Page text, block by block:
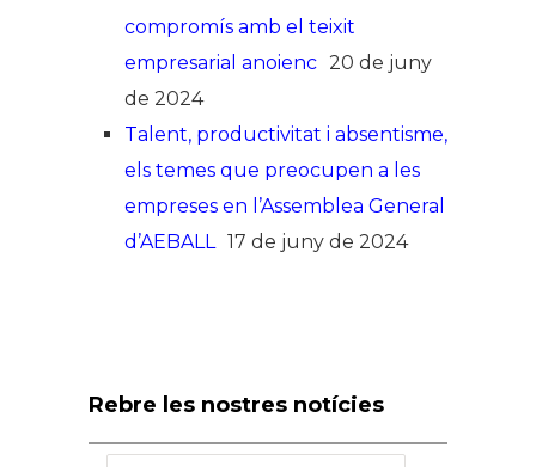
compromís amb el teixit
empresarial anoienc 20 de juny
de 2024
Talent, productivitat i absentisme,
els temes que preocupen a les
empreses en l’Assemblea General
d’AEBALL 17 de juny de 2024
Rebre les nostres notícies